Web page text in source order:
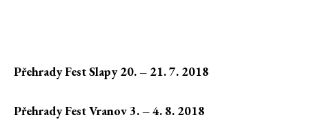
Přehrady Fest Slapy 20. – 21. 7. 2018
Přehrady Fest Vranov 3. – 4. 8. 2018